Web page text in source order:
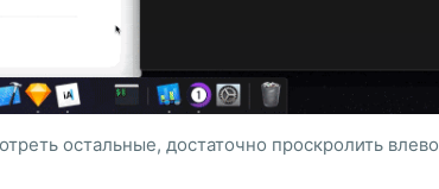
остальные, достаточно проскролить влево